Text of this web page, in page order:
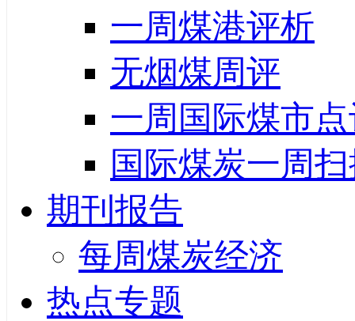
一周煤港评析
无烟煤周评
一周国际煤市
国际煤炭一周
期刊报告
每周煤炭经济
热点专题